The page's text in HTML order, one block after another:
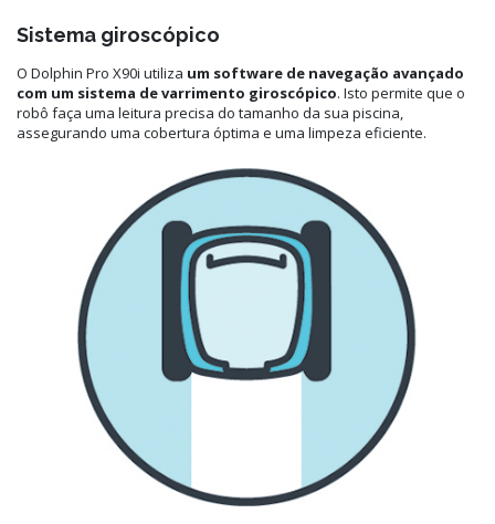
Sistema giroscópico
O Dolphin Pro X90i utiliza um software de navegação avançado
com um sistema de varrimento giroscópico. Isto permite que o
robô faça uma leitura precisa do tamanho da sua piscina,
assegurando uma cobertura óptima e uma limpeza eficiente.